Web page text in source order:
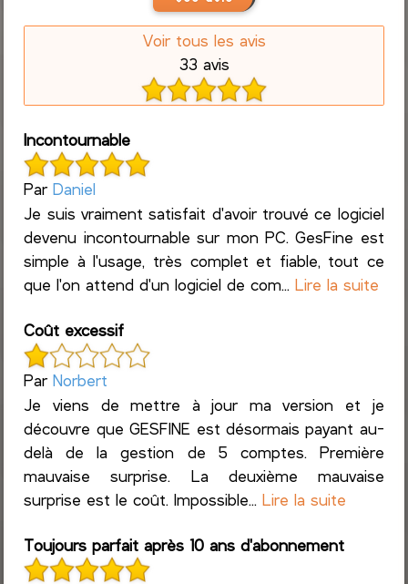
Voir tous les avis
33 avis
Incontournable
ParDaniel
Je suis vraiment satisfait d'avoir trouvé ce logiciel
devenu incontournable sur mon PC. GesFine est
simple à l'usage, très complet et fiable, tout ce
que l'on attend d'un logiciel de com...Lire la suite
Coût excessif
ParNorbert
Je viens de mettre à jour ma version et je
découvre que GESFINE est désormais payant au-
delà de la gestion de 5 comptes. Première
mauvaise surprise. La deuxième mauvaise
surprise est le coût. Impossible...Lire la suite
Toujours parfait après 10 ans d'abonnement